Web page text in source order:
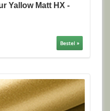
Yallow Matt HX -
Bestel »